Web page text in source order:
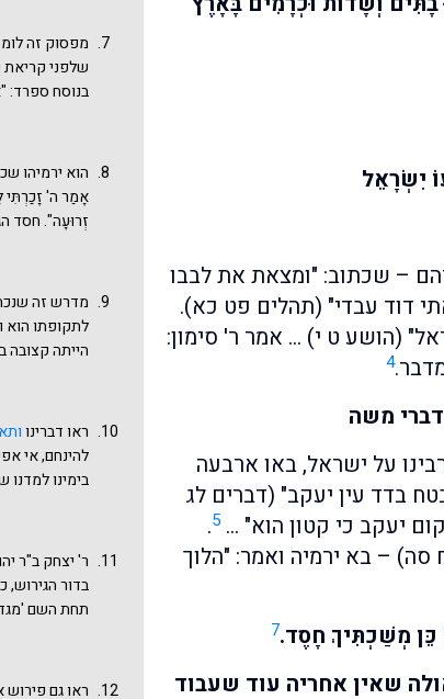
יִשְׂרָאֵל
– שכתוב: "ומצאת את לבבו
דוד עבדי" (תהלים פט כא).
(הושע ט י) … אמר ר' סימון:
4
משה
על ישראל, באו ארבעה
בדד עין יעקב" (דברים לג
יעקב כי קטון הוא" … 5
.
– בא ירמיה ואמר: "הלוך
כֵּן מְשַׁכְתִּיךְ חָסֶד.7
שאין אחריה עוד שעבוד
בָּאָרֶץ הַזֹּאת
הָרָעָה אֲשֶׁר
האחרון, עד
מפסוק זה
שלפני
בנוסח ספרד:
על כן
"משכני
שנאמר:
לא ב), לא
אהבתיך".
עולם"
כעת לעולם
הוא ירמיהו
אָמַר ה' זָכַרְתִּי
זְרוּעָה". חסד
מדרש זה
לתקופתו
הייתה קצובה
עונם - נתגלה
חולק שם
השעבוד). בא
סיבה. יכול
ולא הייתה
את הגלות
חוזרים
הארוכה
ראו דברינו
להינחם, אי
בימינו
זה מזה
מדרש
בסיני
הקב"ה
ר' יצחק ב"ר
תחת השם
שהובאו
ראו גם